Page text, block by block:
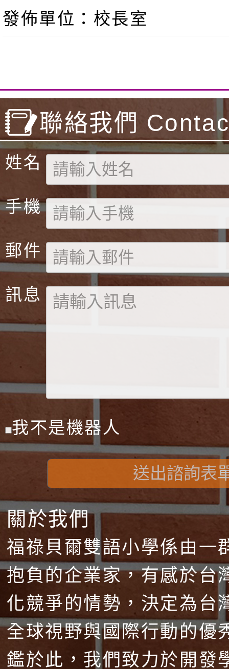
發佈單位：校長室
聯絡我們
姓名
手機
郵件
訊息
我不是機器人
送出諮詢表
關於我們
福祿貝爾雙語小學係由一
抱負的企業家，有感於台
化競爭的情勢，決定為台
全球視野與國際行動的優
鑑於此，我們致力於開發